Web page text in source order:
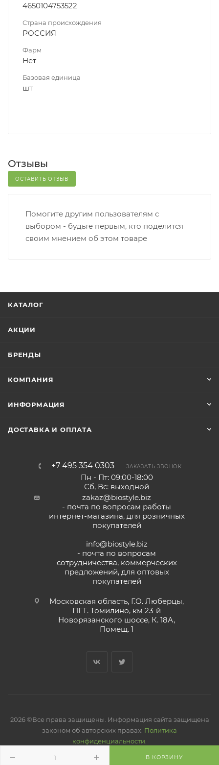
В КОРЗИНУ
4650104753522
Страна происхождения
РОССИЯ
Фарм
Нет
Базовая единица
шт
Отзывы
ОСТАВИТЬ ОТЗЫВ
Помогите другим пользователям с
выбором - будьте первым, кто поделится
своим мнением об этом товаре
КАТАЛОГ
АКЦИИ
БРЕНДЫ
КОМПАНИЯ
ИНФОРМАЦИЯ
ДОСТАВКА И ОПЛАТА
+7 495 354 0303 ЗАКАЗАТЬ ЗВОНОК
Пн - Пт: 09:00-18:00
Сб, Вс: выходной
zakaz@biostyle.biz
- почта по вопросам работы
интернет-магазина, для розничных
покупателей
info@biostyle.biz
- почта по вопросам
сотрудничества, коммерческих
предложений, для оптовых
покупателей
Московская область, Г.О. Люберцы,
ПГТ. Томилино, км 23-й
Новорязанского шоссе, К. 18А,
Помещ. 1
2026 ©Все права защищены. Информация сайта защищена
законом об авторских правах. Политика
конфиденциальности.